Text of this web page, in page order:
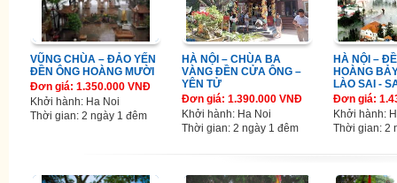
VŨNG CHÙA – ĐẢO YẾN
ĐỀN ÔNG HOÀNG MƯỜI
Đơn giá: 1.350.000 VNĐ
Khởi hành: Ha Noi
Thời gian: 2 ngày 1 đêm
HÀ NỘI – CHÙA BA
VÀNG ĐỀN CỬA ÔNG –
YÊN TỬ
Đơn giá: 1.390.000 VNĐ
Khởi hành: Ha Noi
Thời gian: 2 ngày 1 đêm
HÀ NỘI –
HOÀNG
LÀO SAI -
Đơn giá:
Khởi hành:
Thời gian: 2